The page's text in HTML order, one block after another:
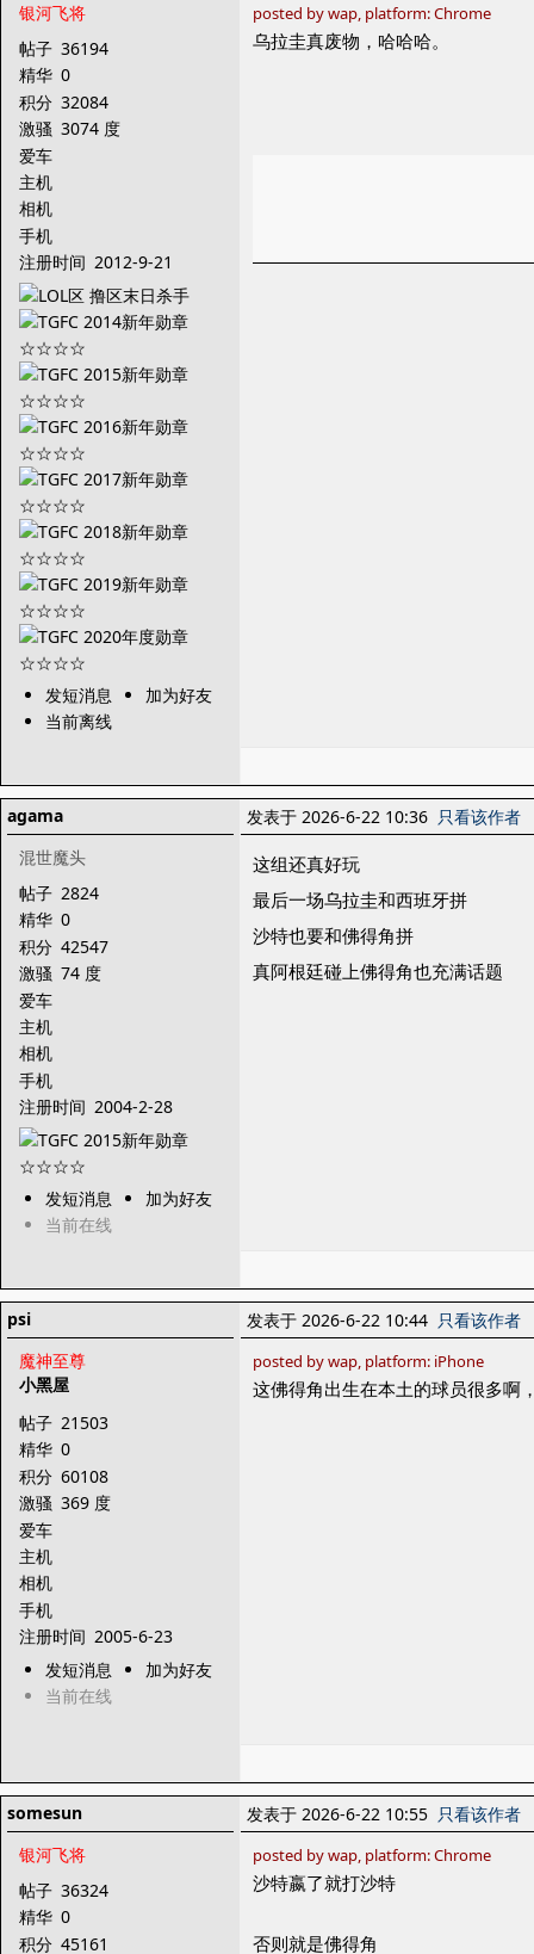
银河飞将
帖子 36194
精华 0
积分 32084
激骚 3074 度
爱车
主机
相机
手机
注册时间 2012-9-21
发短消息
加为好友
当前离线
posted by wap, platform: Chrome
乌拉圭真废物，哈哈哈。
agama
混世魔头
帖子 2824
精华 0
积分 42547
激骚 74 度
爱车
主机
相机
手机
注册时间 2004-2-28
发短消息
加为好友
当前在线
发表于 2026-6-22 10:36 只看该作者
这组还真好玩
最后一场乌拉圭和西班牙拼
沙特也要和佛得角拼
真阿根廷碰上佛得角也充满话题
psi
魔神至尊
小黑屋
帖子 21503
精华 0
积分 60108
激骚 369 度
爱车
主机
相机
手机
注册时间 2005-6-23
发短消息
加为好友
当前在线
发表于 2026-6-22 10:44 只看该作者
posted by wap, platform: iPhone
这佛得角出生在本土的球员很多啊
somesun
银河飞将
帖子 36324
精华 0
积分 45161
发表于 2026-6-22 10:55 只看该作者
posted by wap, platform: Chrome
沙特嬴了就打沙特
否则就是佛得角